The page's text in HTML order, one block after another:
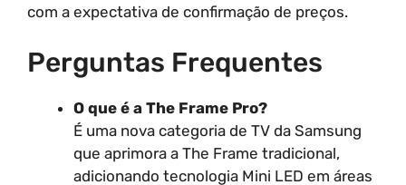
com a expectativa de confirmação de preços.
Perguntas Frequentes
O que é a The Frame Pro?
É uma nova categoria de TV da Samsung
que aprimora a The Frame tradicional,
adicionando tecnologia Mini LED em áreas